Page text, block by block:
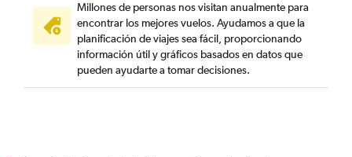
Millones de personas nos visitan anualmente para
encontrar los mejores vuelos. Ayudamos a que la
planificación de viajes sea fácil, proporcionando
información útil y gráficos basados en datos que
pueden ayudarte a tomar decisiones.